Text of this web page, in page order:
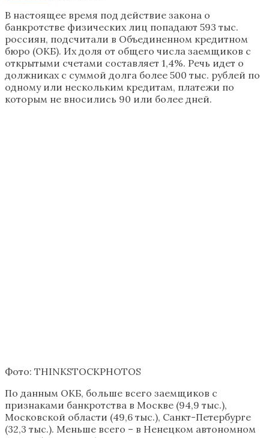
В настоящее время под действие закона о
банкротстве физических лиц попадают 593 тыс.
россиян, подсчитали в Объединенном кредитном
бюро (ОКБ). Их доля от общего числа заемщиков с
открытыми счетами составляет 1,4%. Речь идет о
должниках с суммой долга более 500 тыс. рублей по
одному или нескольким кредитам, платежи по
которым не вносились 90 или более дней.
Фото: THINKSTOCKPHOTOS
По данным ОКБ, больше всего заемщиков с
признаками банкротства в Москве (94,9 тыс.),
Московской области (49,6 тыс.), Санкт-Петербурге
(32,3 тыс.). Меньше всего – в Ненецком автономном